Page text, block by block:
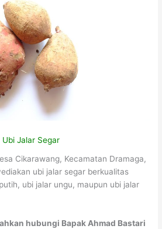
Ubi Jalar Segar
Cikarawang, Kecamatan Dramaga,
ubi jalar segar berkualitas
ubi jalar ungu, maupun ubi jalar
hubungi Bapak Ahmad Bastari